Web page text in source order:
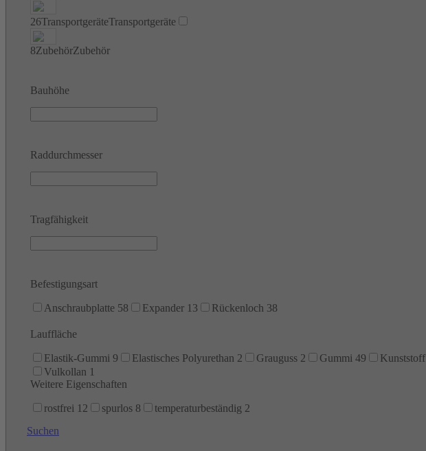
26TransportgeräteTransportgeräte
8ZubehörZubehör
Bauhöhe
Raddurchmesser
Tragfähigkeit
Befestigungsart
Anschraubplatte 58 Expander 13 Rückenloch 38
Lauffläche
Elastik-Gummi 9 Elastisches Polyurethan 2 Grauguss 2 Gummi 49 Kunststoff
Vulkollan 1
Weitere Eigenschaften
rostfrei 12 spurlos 8 temperaturbeständig 2
Suchen